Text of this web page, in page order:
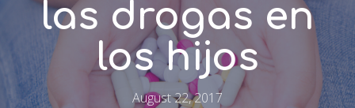
las drogas en
los hijos
August 22, 2017